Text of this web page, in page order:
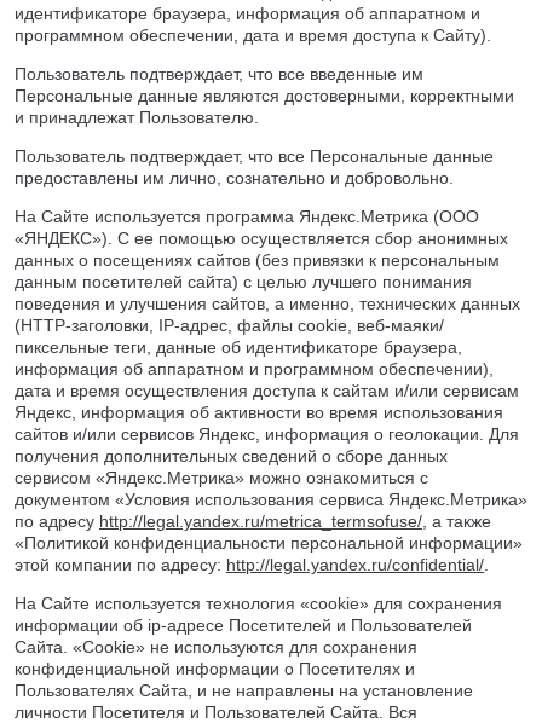
идентификаторе браузера, информация об аппаратном и
программном обеспечении, дата и время доступа к Сайту).
Пользователь подтверждает, что все введенные им
Персональные данные являются достоверными, корректными
и принадлежат Пользователю.
Пользователь подтверждает, что все Персональные данные
предоставлены им лично, сознательно и добровольно.
На Сайте используется программа Яндекс.Метрика (ООО
«ЯНДЕКС»). С ее помощью осуществляется сбор анонимных
данных о посещениях сайтов (без привязки к персональным
данным посетителей сайта) с целью лучшего понимания
поведения и улучшения сайтов, а именно, технических данных
(HTTP-заголовки, IP-адрес, файлы cookie, веб-маяки/
пиксельные теги, данные об идентификаторе браузера,
информация об аппаратном и программном обеспечении),
дата и время осуществления доступа к сайтам и/или сервисам
Яндекс, информация об активности во время использования
сайтов и/или сервисов Яндекс, информация о геолокации. Для
получения дополнительных сведений о сборе данных
сервисом «Яндекс.Метрика» можно ознакомиться с
документом «Условия использования сервиса Яндекс.Метрика»
по адресу http://legal.yandex.ru/metrica_termsofuse/ , а также
«Политикой конфиденциальности персональной информации»
этой компании по адресу: http://legal.yandex.ru/confidential/
На Сайте используется технология «cookie» для сохранения
информации об ip-адресе Посетителей и Пользователей
Сайта. «Cookie» не используются для сохранения
конфиденциальной информации о Посетителях и
Пользователях Сайта, и не направлены на установление
личности Посетителя и Пользователей Сайта. Вся